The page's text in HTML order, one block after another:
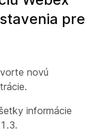
pre
novú
.
informácie